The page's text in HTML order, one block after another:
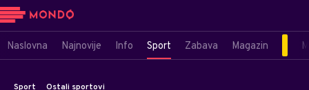
Naslovna Najnovije Info Sport Zabava Magazin
Sport Ostali sportovi